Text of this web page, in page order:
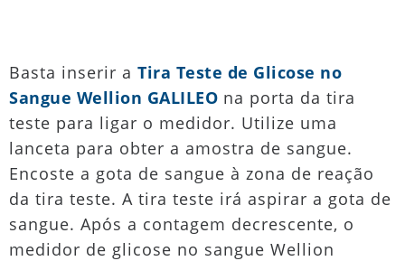
Basta inserir a Tira Teste de Glicose no
Sangue Wellion GALILEO na porta da tira
teste para ligar o medidor. Utilize uma
lanceta para obter a amostra de sangue.
Encoste a gota de sangue à zona de reação
da tira teste. A tira teste irá aspirar a gota de
sangue. Após a contagem decrescente, o
medidor de glicose no sangue Wellion